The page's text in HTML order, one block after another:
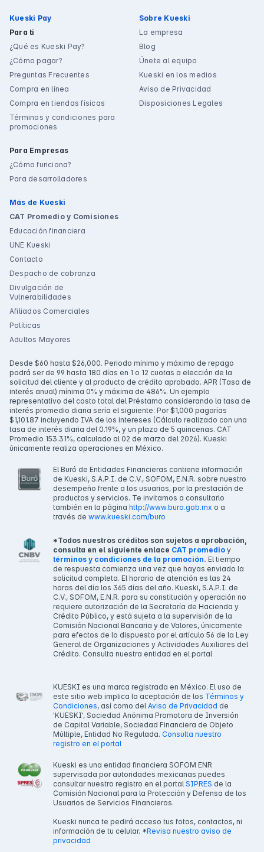
Kueski Pay
Para ti
¿Qué es Kueski Pay?
¿Cómo pagar?
Preguntas Frecuentes
Compra en línea
Compra en tiendas físicas
Términos y condiciones para
promociones
Para Empresas
¿Cómo funciona?
Para desarrolladores
Sobre Kueski
La empresa
Blog
Únete al equipo
Kueski en los medios
Aviso de Privacidad
Disposiciones Legales
Más de Kueski
CAT Promedio y Comisiones
Educación financiera
UNE Kueski
Contacto
Despacho de cobranza
Divulgación de
Vulnerabilidades
Afiliados Comerciales
Políticas
Adultos Mayores
Desde $60 hasta $26,000. Periodo mínimo y máximo de repago
podrá ser de 99 hasta 180 días en 1 o 12 cuotas a elección de la
solicitud del cliente y al producto de crédito aprobado. APR (Tasa de
interés anual) mínima 0% y máxima de 486%. Un ejemplo
representativo del costo total del Préstamo considerando la tasa de
interés promedio diaria sería el siguiente: Por $1,000 pagarías
$1,101.87 incluyendo IVA de los intereses (Cálculo realizado con una
tasa de interés diaria del 0.19%, y un plazo de 5 quincenas. CAT
Promedio 153.31%, calculado al 02 de marzo del 2026). Kueski
únicamente realiza operaciones en México.
El Buró de Entidades Financieras contiene información
de Kueski, S.A.P.I. de C.V., SOFOM, E.N.R. sobre nuestro
desempeño frente a los usuarios, por la prestación de
productos y servicios. Te invitamos a consultarlo
también en la página http://www.buro.gob.mx o a
través de www.kueski.com/buro
*Todos nuestros créditos son sujetos a aprobación,
consulta en el siguiente enlace CAT promedio y
términos y condiciones de la promoción. El tiempo
de respuesta comienza una vez que hayas enviado la
solicitud completa. El horario de atención es las 24
horas del día los 365 días del año. Kueski, S.A.P.I. de
C.V., SOFOM, E.N.R. para su constitución y operación no
requiere autorización de la Secretaría de Hacienda y
Crédito Público, y está sujeta a la supervisión de la
Comisión Nacional Bancaria y de Valores, únicamente
para efectos de lo dispuesto por el artículo 56 de la Ley
General de Organizaciones y Actividades Auxiliares del
Crédito. Consulta nuestra entidad en el portal
KUESKI es una marca registrada en México. El uso de
este sitio web implica la aceptación de los Términos y
Condiciones, así como del Aviso de Privacidad de
'KUESKI', Sociedad Anónima Promotora de Inversión
de Capital Variable, Sociedad Financiera de Objeto
Múltiple, Entidad No Regulada. Consulta nuestro
registro en el portal
Kueski es una entidad financiera SOFOM ENR
supervisada por autoridades mexicanas puedes
consultar nuestro registro en el portal SIPRES de la
Comisión Nacional para la Protección y Defensa de los
Usuarios de Servicios Financieros.
Kueski nunca te pedirá acceso tus fotos, contactos, ni
información de tu celular. *Revisa nuestro aviso de
privacidad